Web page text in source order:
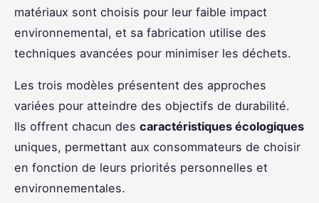
matériaux sont choisis pour leur faible impact
environnemental, et sa fabrication utilise des
techniques avancées pour minimiser les déchets.
Les trois modèles présentent des approches
variées pour atteindre des objectifs de durabilité.
Ils offrent chacun des caractéristiques écologiques
uniques, permettant aux consommateurs de choisir
en fonction de leurs priorités personnelles et
environnementales.